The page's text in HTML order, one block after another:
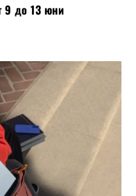
9 до 13 юни